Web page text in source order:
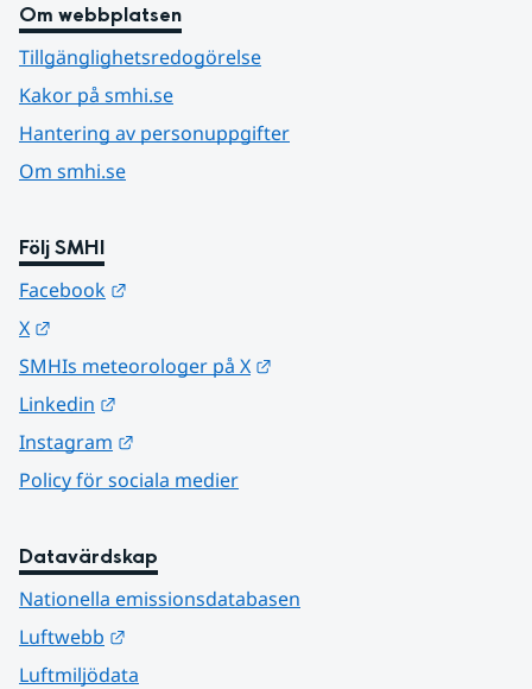
Om webbplatsen
Tillgänglighetsredogörelse
Kakor på smhi.se
Hantering av personuppgifter
Om smhi.se
Följ SMHI
Facebook
X
SMHIs meteorologer på X
Linkedin
Instagram
Policy för sociala medier
Datavärdskap
Nationella emissionsdatabasen
Luftwebb
Luftmiljödata